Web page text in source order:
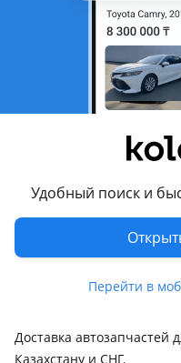
Удобный поиск и
Перейти в
Комментарий
Переднее левое крыло
года. Қазақстан және
арналған
Hyundai, Kia, Genesis
бөлшектерді жылдам әрі
Сапасы тексерілген
жөнелту.
сенімді әрі кәсіби түрде
Доставка автозапчастей
Казахстану и СНГ.